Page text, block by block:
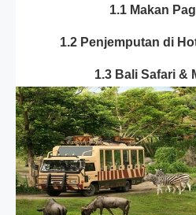
1.1 Makan
1.2 Penjemputan di
1.3 Bali Safari &